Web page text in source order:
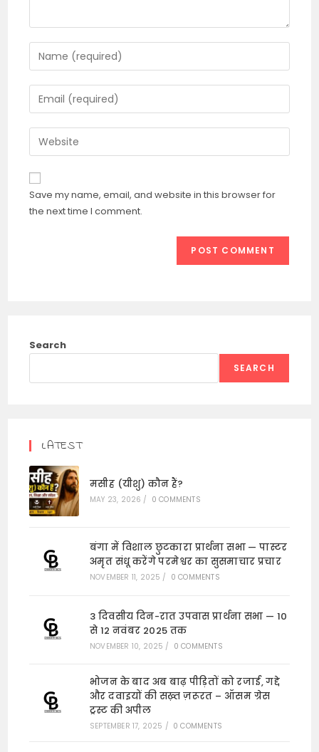
Enter
your
name
or
to
comment
Enter
your
email
address
comment
Enter
your
website
URL
(optional)
Save my name, email, and website in this browser for
the next time I comment.
Search
SEARCH
LATEST
मसीह (यीशु) कौन हैं?
MAY 23, 2026 / 0 COMMENTS
बंगा में विशाल छुटकारा प्रार्थना सभा — पास्टर
अमृत संधू करेंगे परमेश्वर का सुसमाचार प्रचार
NOVEMBER 11, 2025 / 0 COMMENTS
3 दिवसीय दिन-रात उपवास प्रार्थना सभा — 10
से 12 नवंबर 2025 तक
NOVEMBER 10, 2025 / 0 COMMENTS
भोजन के बाद अब बाढ़ पीड़ितों को रजाई, गद्दे
और दवाइयों की सख़्त ज़रूरत – ऑसम ग्रेस
ट्रस्ट की अपील
SEPTEMBER 17, 2025 / 0 COMMENTS